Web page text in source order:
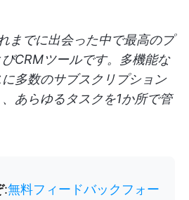
までに出会った中で最高のプ
CRMツールです。多機能な
多数のサブスクリプション
あらゆるタスクを1か所で管
:無料フィードバックフォー